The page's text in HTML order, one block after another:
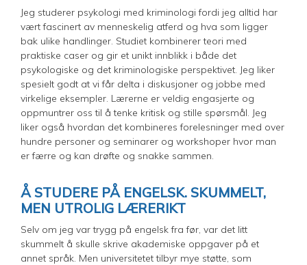
Jeg studerer psykologi med kriminologi fordi jeg alltid har
vært fascinert av menneskelig atferd og hva som ligger
bak ulike handlinger. Studiet kombinerer teori med
praktiske caser og gir et unikt innblikk i både det
psykologiske og det kriminologiske perspektivet. Jeg liker
spesielt godt at vi får delta i diskusjoner og jobbe med
virkelige eksempler. Lærerne er veldig engasjerte og
oppmuntrer oss til å tenke kritisk og stille spørsmål. Jeg
liker også hvordan det kombineres forelesninger med over
hundre personer og seminarer og workshoper hvor man
er færre og kan drøfte og snakke sammen.
Å STUDERE PÅ ENGELSK. SKUMMELT,
MEN UTROLIG LÆRERIKT
Selv om jeg var trygg på engelsk fra før, var det litt
skummelt å skulle skrive akademiske oppgaver på et
annet språk. Men universitetet tilbyr mye støtte, som